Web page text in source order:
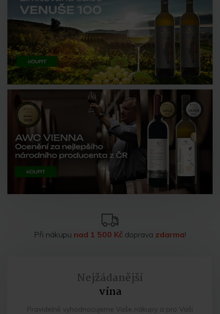
Při nákupu nad 1 500 Kč doprava zdarma!
Nejžádanější
vína
Pravidelně vyhodnocujeme Vaše nákupy a pro Vaši